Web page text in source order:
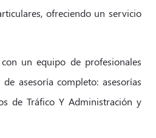
ofreciendo un servicio
un equipo de profesionales
asesoría completo: asesorías
de Tráfico Y Administración y